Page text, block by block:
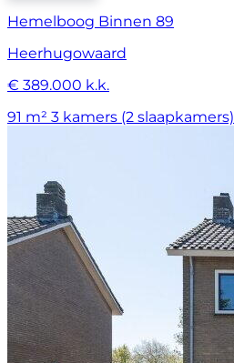
Hemelboog Binnen 89
Heerhugowaard
€ 389.000 k.k.
91 m² 3 kamers (2 slaapkamers)